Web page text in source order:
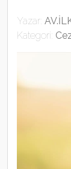
Yazar:
Kategori: